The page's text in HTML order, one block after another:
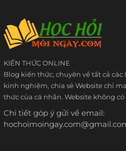
KIẾN THỨC ONLINE
Blog kiến thức, chuyên về tất cả các
kinh nghiệm, chia sẻ Website chỉ
thức của cá nhân. Website không
Chi tiết góp ý gửi về email: